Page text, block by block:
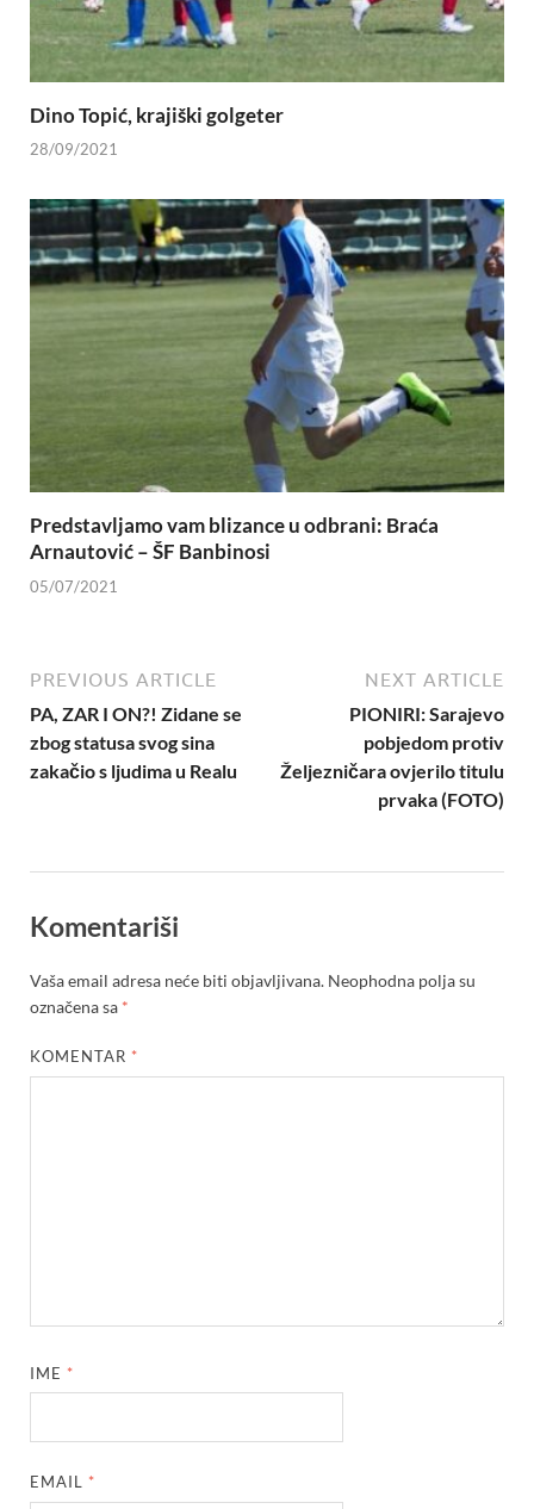
Dino Topić, krajiški golgeter
28/09/2021
Predstavljamo vam blizance u odbrani: Braća
Arnautović – ŠF Banbinosi
05/07/2021
PREVIOUS ARTICLE
PA, ZAR I ON?! Zidane se
zbog statusa svog sina
zakačio s ljudima u Realu
NEXT ARTICLE
PIONIRI: Sarajevo
pobjedom protiv
Željezničara ovjerilo titulu
prvaka (FOTO)
Komentariši
Vaša email adresa neće biti objavljivana. Neophodna polja su
označena sa *
KOMENTAR *
IME *
EMAIL *